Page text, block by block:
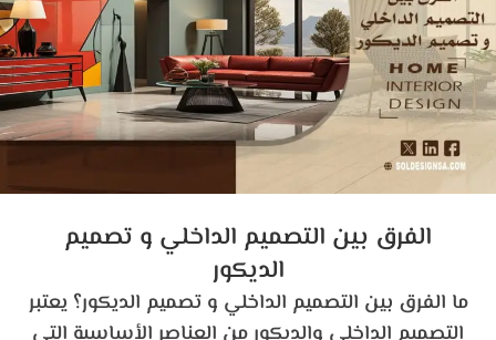
الفرق بين التصميم الداخلي و تصميم
الديكور
ما الفرق بين التصميم الداخلي و تصميم الديكور؟ يعتبر